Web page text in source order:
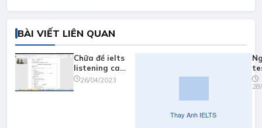
BÀI VIẾT LIÊN QUAN
Chữa đề ielts
listening cam
17 test 1
26/04/2023